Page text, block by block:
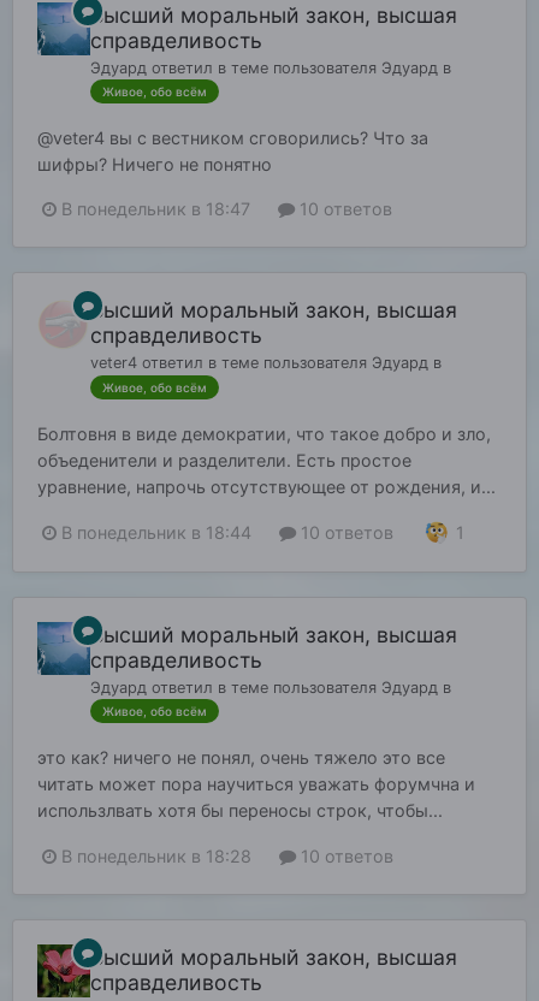
Высший моральный закон, высшая
справделивость
Эдуард ответил в теме пользователя Эдуард в
Живое, обо всём
@veter4 вы с вестником сговорились? Что за
шифры? Ничего не понятно
В понедельник в 18:47 10 ответов
Высший моральный закон, высшая
справделивость
veter4 ответил в теме пользователя Эдуард в
Живое, обо всём
Болтовня в виде демократии, что такое добро и зло,
объеденители и разделители. Есть простое
уравнение, напрочь отсутствующее от рождения, и...
В понедельник в 18:44 10 ответов 1
Высший моральный закон, высшая
справделивость
Эдуард ответил в теме пользователя Эдуард в
Живое, обо всём
это как? ничего не понял, очень тяжело это все
читать может пора научиться уважать форумчна и
использлвать хотя бы переносы строк, чтобы...
В понедельник в 18:28 10 ответов
Высший моральный закон, высшая
справделивость